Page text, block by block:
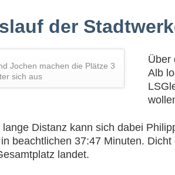
der
Jochen machen die Plätze 3
sich aus
Über
Alb
lange Distanz kann sich dabei
beachtlichen 37:47 Minuten.
landet.